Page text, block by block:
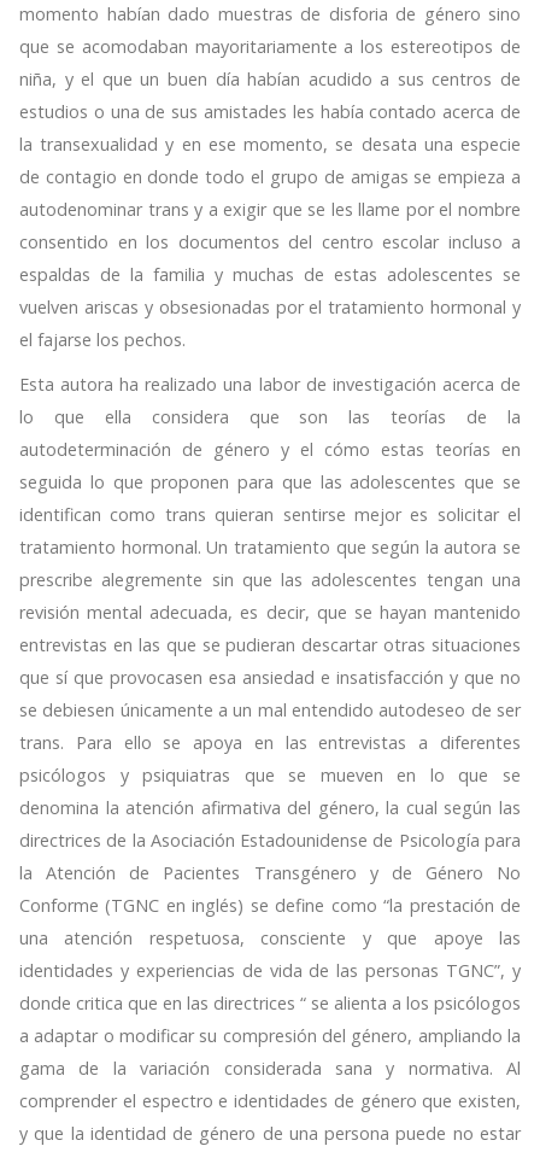
momento habían dado muestras de disforia de género sino
que se acomodaban mayoritariamente a los estereotipos de
niña, y el que un buen día habían acudido a sus centros de
estudios o una de sus amistades les había contado acerca de
la transexualidad y en ese momento, se desata una especie
de contagio en donde todo el grupo de amigas se empieza a
autodenominar trans y a exigir que se les llame por el nombre
consentido en los documentos del centro escolar incluso a
espaldas de la familia y muchas de estas adolescentes se
vuelven ariscas y obsesionadas por el tratamiento hormonal y
el fajarse los pechos.
Esta autora ha realizado una labor de investigación acerca de
lo que ella considera que son las teorías de la
autodeterminación de género y el cómo estas teorías en
seguida lo que proponen para que las adolescentes que se
identifican como trans quieran sentirse mejor es solicitar el
tratamiento hormonal. Un tratamiento que según la autora se
prescribe alegremente sin que las adolescentes tengan una
revisión mental adecuada, es decir, que se hayan mantenido
entrevistas en las que se pudieran descartar otras situaciones
que sí que provocasen esa ansiedad e insatisfacción y que no
se debiesen únicamente a un mal entendido autodeseo de ser
trans. Para ello se apoya en las entrevistas a diferentes
psicólogos y psiquiatras que se mueven en lo que se
denomina la atención afirmativa del género, la cual según las
directrices de la Asociación Estadounidense de Psicología para
la Atención de Pacientes Transgénero y de Género No
Conforme (TGNC en inglés) se define como “la prestación de
una atención respetuosa, consciente y que apoye las
identidades y experiencias de vida de las personas TGNC”, y
donde critica que en las directrices “ se alienta a los psicólogos
a adaptar o modificar su compresión del género, ampliando la
gama de la variación considerada sana y normativa. Al
comprender el espectro e identidades de género que existen,
y que la identidad de género de una persona puede no estar